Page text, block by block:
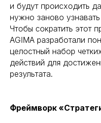
и будут происходить
нужно заново
Чтобы сократить этот
AGIMA разработали
целостный набор
действий для
результата.
Фреймворк